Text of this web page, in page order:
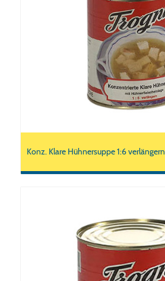
Konz. Klare Hühnersuppe 1:6 verlängern